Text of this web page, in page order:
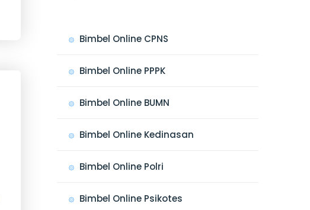
Bimbel Online CPNS
Bimbel Online PPPK
Bimbel Online BUMN
Bimbel Online Kedinasan
Bimbel Online Polri
Bimbel Online Psikotes